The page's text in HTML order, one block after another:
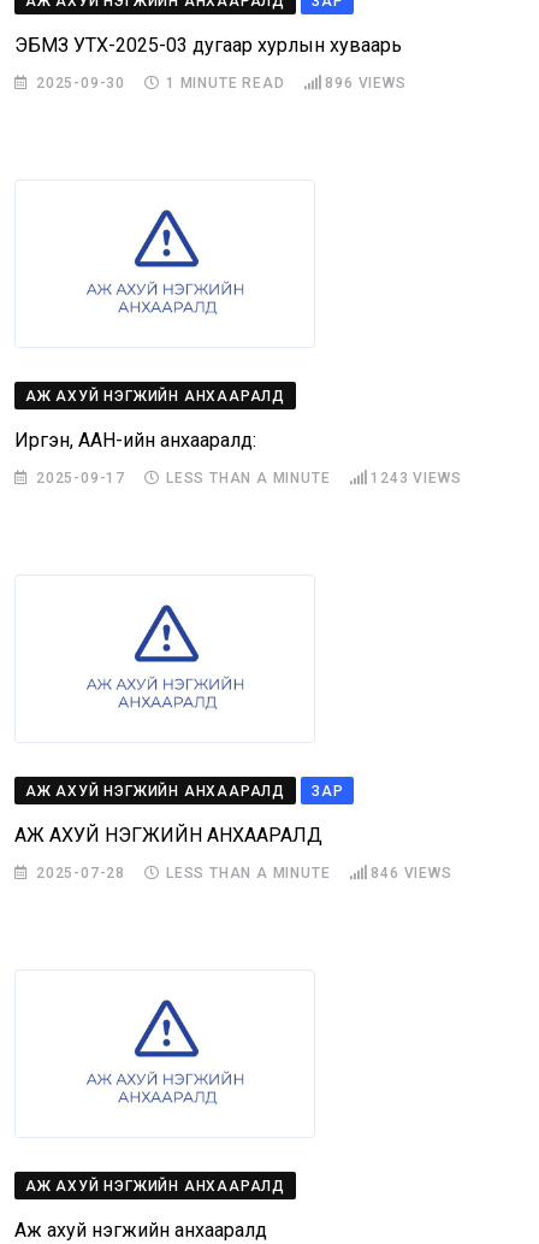
ЭБМЗ УТХ-2025-03 дугаар хурлын хуваарь
2025-09-30 1 MINUTE READ 896 VIEWS
АЖ АХУЙ НЭГЖИЙН АНХААРАЛД
Иргэн, ААН-ийн анхааралд:
2025-09-17 LESS THAN A MINUTE 1243 VIEWS
АЖ АХУЙ НЭГЖИЙН АНХААРАЛД ЗАР
АЖ АХУЙ НЭГЖИЙН АНХААРАЛД
2025-07-28 LESS THAN A MINUTE 846 VIEWS
АЖ АХУЙ НЭГЖИЙН АНХААРАЛД
Аж ахуй нэгжийн анхааралд